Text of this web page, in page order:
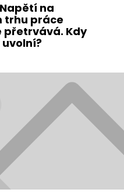
na
trhu práce
přetrvává. Kdy